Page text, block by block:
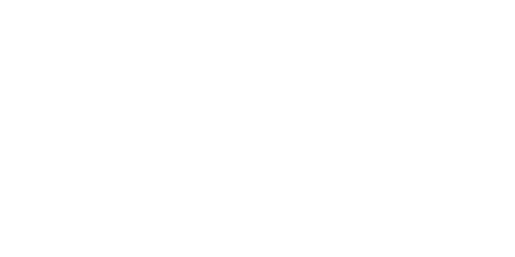
janvier 2004